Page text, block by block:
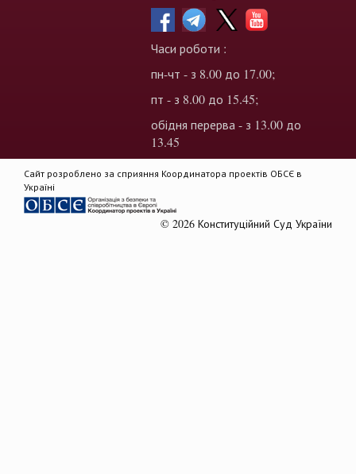
Часи роботи :
пн-чт - з 8.00 до 17.00;
пт - з 8.00 до 15.45;
обідня перерва - з 13.00 до
13.45
Сайт розроблено за сприяння Координатора проектів ОБСЄ в
Україні
© 2026 Конституційний Суд України